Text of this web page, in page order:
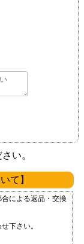
い。
て】
による返品・交換
下さい。